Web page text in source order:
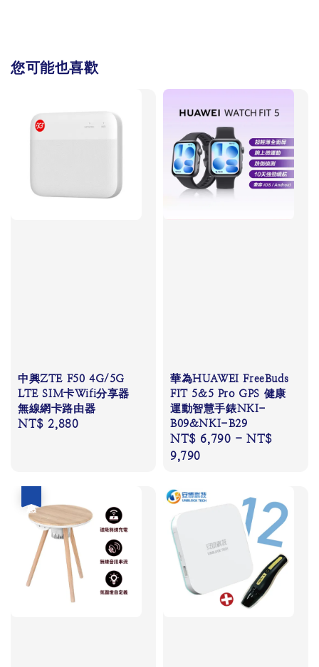
您可能也喜歡
中興ZTE F50 4G/5G
LTE SIM卡Wifi分享器
無線網卡路由器
Regular
NT$ 2,880
華為HUAWEI FreeBuds
FIT 5&5 Pro GPS 健康
運動智慧手錶NKI-
B09&NKI-B29
Regular
price
NT$ 6,790 -NT$
9,790